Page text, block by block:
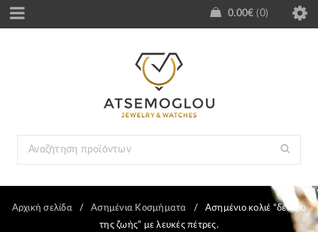
0.00€ 0
Αρχική σελίδα / Ασημένια Κοσμήματα /
Ασημένιο κολιέ “δέντρο
της ζωής” με λευκές πέτρες.